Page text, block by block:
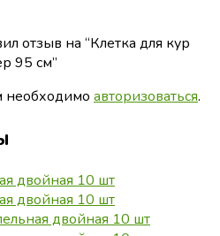
отзыв на “Клетка для кур
95 см”
необходимо авторизоваться.